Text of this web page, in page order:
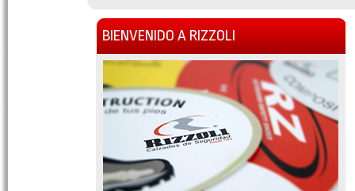
BIENVENIDO A RIZZOLI